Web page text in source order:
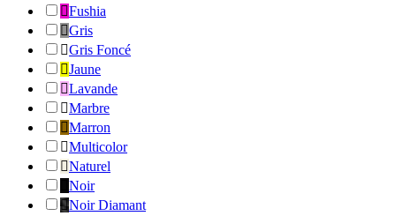
Fushia
Gris
Gris Foncé
Jaune
Lavande
Marbre
Marron
Multicolor
Naturel
Noir
Noir Diamant